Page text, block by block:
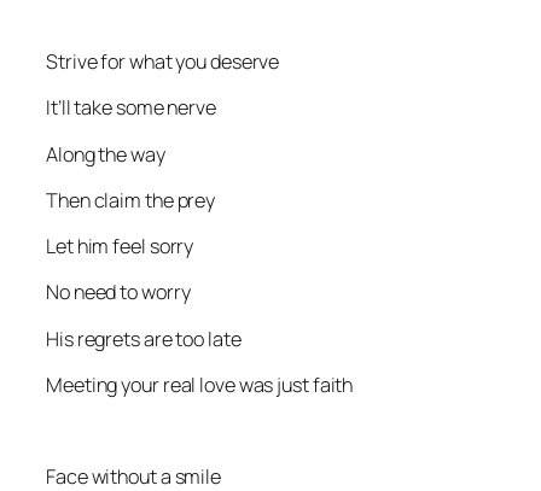
Strive for what you deserve
It’ll take some nerve
Along the way
Then claim the prey
Let him feel sorry
No need to worry
His regrets are too late
Meeting your real love was just faith
Face without a smile